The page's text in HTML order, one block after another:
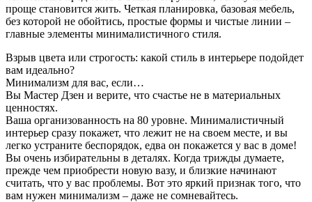
проще становится жить. Четкая планировка, базовая мебель,
без которой не обойтись, простые формы и чистые линии –
главные элементы минималистичного стиля.
Взрыв цвета или строгость: какой стиль в интерьере подойдет
вам идеально?
Минимализм для вас, если…
Вы Мастер Дзен и верите, что счастье не в материальных
ценностях.
Ваша организованность на 80 уровне. Минималистичный
интерьер сразу покажет, что лежит не на своем месте, и вы
легко устраните беспорядок, едва он покажется у вас в доме!
Вы очень избирательны в деталях. Когда трижды думаете,
прежде чем приобрести новую вазу, и близкие начинают
считать, что у вас проблемы. Вот это яркий признак того, что
вам нужен минимализм – даже не сомневайтесь.